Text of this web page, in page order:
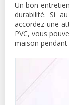
Un bon
durabilité. Si
accordez une
PVC, vous
maison pendant